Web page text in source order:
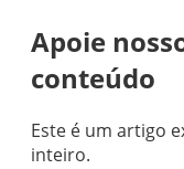
Apoie
conteúdo
Este é um artigo
inteiro.